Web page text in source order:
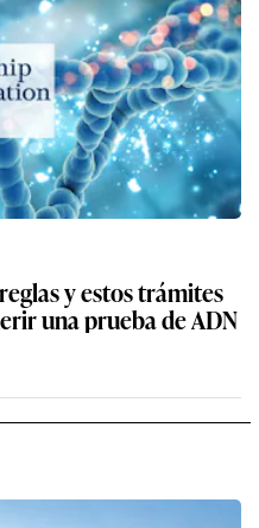
y estos trámites
una prueba de ADN